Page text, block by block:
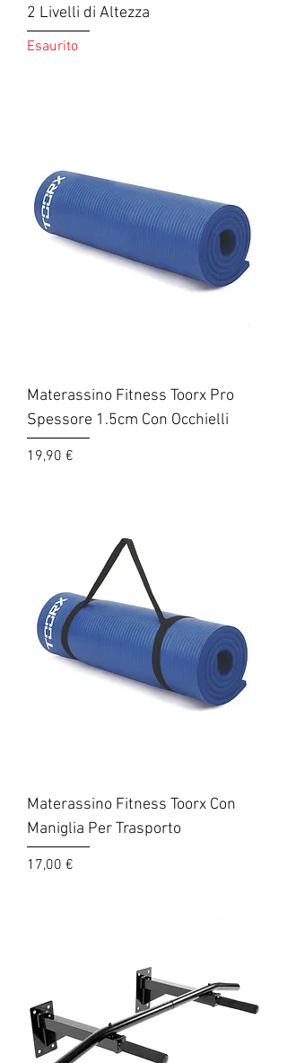
2 Livelli di Altezza
Esaurito
Materassino Fitness Toorx Pro
Spessore 1.5cm Con Occhielli
Prezzo
19,90 €
Materassino Fitness Toorx Con
Maniglia Per Trasporto
Prezzo
17,00 €